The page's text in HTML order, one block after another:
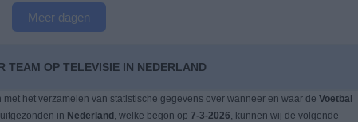
Meer dagen
TEAM OP TELEVISIE IN NEDERLAND
het verzamelen van statistische gegevens over wanneer en waar de Voetbal
in Nederland , welke begon op 7-3-2026, kunnen wij de volgende